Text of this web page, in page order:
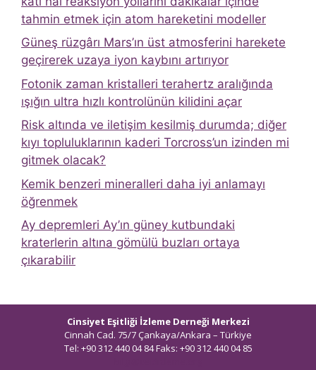
tahmin etmek için atom hareketini modeller
Güneş rüzgârı Mars’ın üst atmosferini harekete
geçirerek uzaya iyon kaybını artırıyor
Fotonik zaman kristalleri terahertz aralığında
ışığın ultra hızlı kontrolünün kilidini açar
Risk altında ve iletişim kesilmiş durumda; diğer
kıyı topluluklarının kaderi Torcross’un izinden mi
gitmek olacak?
Kemik benzeri mineralleri daha iyi anlamayı
öğrenmek
Ay depremleri Ay’ın güney kutbundaki
kraterlerin altına gömülü buzları ortaya
çıkarabilir
Cinsiyet Eşitliği İzleme Derneği Merkezi
Cinnah Cad. 75/7 Çankaya/Ankara – Türkiye
Tel: +90 312 440 04 84 Faks: +90 312 440 04 85